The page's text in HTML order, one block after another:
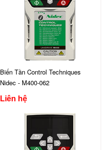
Biến Tần Control Techniques
Nidec - M400-062
Liên hệ